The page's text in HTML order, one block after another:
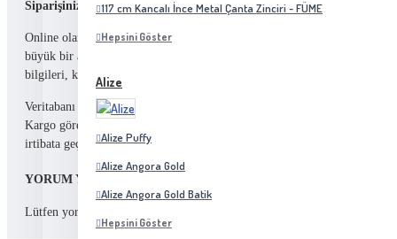
117 cm Kancalı İnce Metal Çanta Zinciri - FÜME
Hepsini Göster
Alize
Alize Puffy
Alize Angora Gold
Alize Angora Gold Batik
Hepsini Göster
Siparişiniz bizim için önemlidir!
Online olarak sitemizden verilen siparişler periyodik olarak her gün ,
büyük bir aksilik olmaz ise gün içerisinde kargo şubesine verilir. Sipariş
bilgileri, kredi kartı bilgileriniz hariç olmak üzere veritabanımıza
Veritabanı veya e-posta sistemlerinde meydana gelebilecek olası
Kargo görevlisinden teslim etmek için tarafınıza getirdiği ürünü kargo
irtibata geçerek bildirmenizi rica ederiz. Hasarlı, bozuk veya başka
YORUM YAP
Lütfen yorum yazmak için